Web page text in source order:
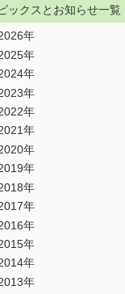
ックスとお知らせ一覧
年
年
年
年
年
年
年
年
年
年
年
年
年
年